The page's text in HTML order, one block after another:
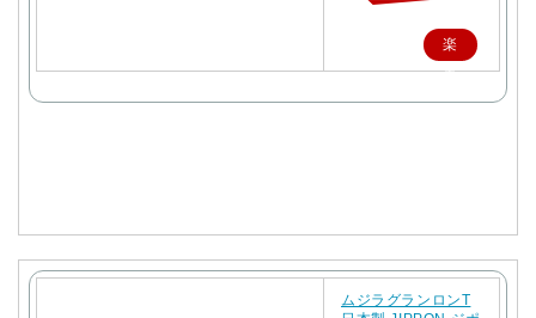
楽
天
ムジラグランロンT